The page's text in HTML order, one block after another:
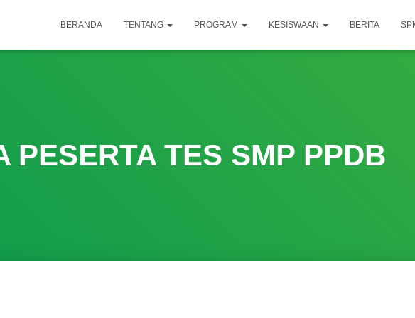
BERANDA TENTANG PROGRAM KESISWAAN BERITA
PESERTA TES SMP PPDB